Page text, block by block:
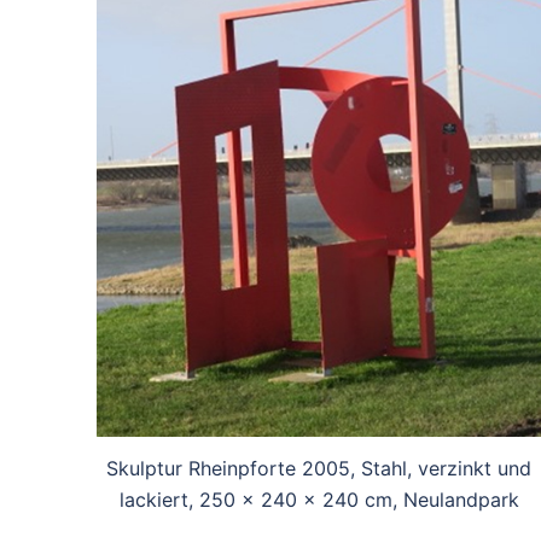
Skulptur Rheinpforte 2005, Stahl, verzinkt und
lackiert, 250 x 240 x 240 cm, Neulandpark